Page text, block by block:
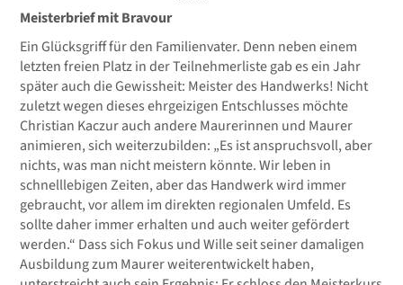
Meisterbrief mit Bravour
Ein Glücksgriff für den Familienvater. Denn neben einem
letzten freien Platz in der Teilnehmerliste gab es ein Jahr
später auch die Gewissheit: Meister des Handwerks! Nicht
zuletzt wegen dieses ehrgeizigen Entschlusses möchte
Christian Kaczur auch andere Maurerinnen und Maurer
animieren, sich weiterzubilden: „Es ist anspruchsvoll, aber
nichts, was man nicht meistern könnte. Wir leben in
schnelllebigen Zeiten, aber das Handwerk wird immer
gebraucht, vor allem im direkten regionalen Umfeld. Es
sollte daher immer erhalten und auch weiter gefördert
werden.“ Dass sich Fokus und Wille seit seiner damaligen
Ausbildung zum Maurer weiterentwickelt haben,